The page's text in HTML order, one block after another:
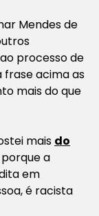
Mendes de
processo de
frase acima as
mais do que
mais do
a
em
é racista